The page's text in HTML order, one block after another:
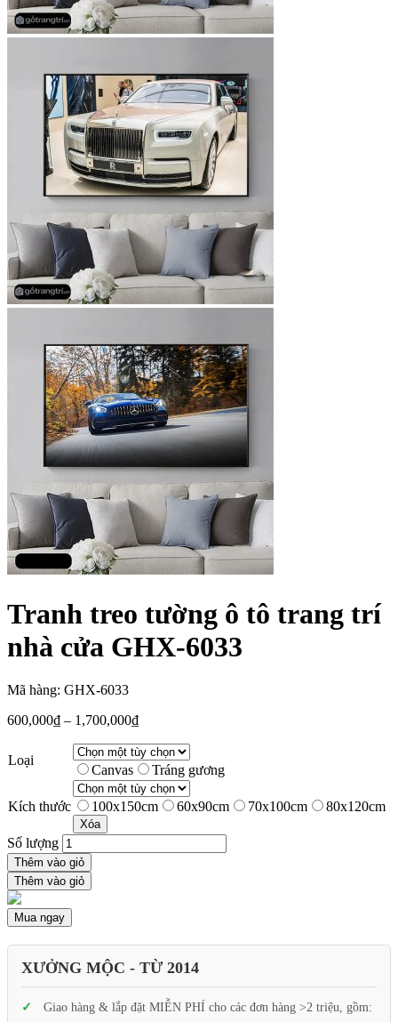
Tranh treo tường ô tô trang trí
nhà cửa GHX-6033
Mã hàng: GHX-6033
600,000₫ – 1,700,000₫
Loại
Canvas Tráng gương
Kích thước 100x150cm 60x90cm 70x100cm 80x120cm
Xóa
Số lượng
Thêm vào giỏ
Thêm vào giỏ
Mua ngay
XƯỞNG MỘC - TỪ 2014
Giao hàng & lắp đặt MIỄN PHÍ cho các đơn hàng >2 triệu, gồm: